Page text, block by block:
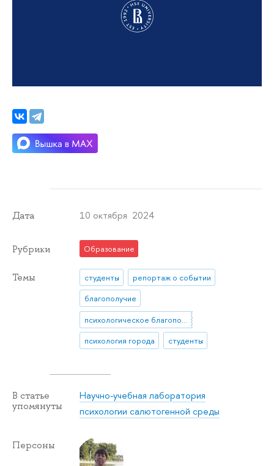
Дата 10 октября 2024
Рубрики Образование
Темы студенты
репортаж о событии
благополучие
психологическое благополучие студентов
психология города
студенты
В статье
упомянуты
Научно-учебная лаборатория
психологии салютогенной среды
Персоны